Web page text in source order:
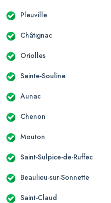
Pleuville
Châtignac
Oriolles
Sainte-Souline
Aunac
Chenon
Mouton
Saint-Sulpice-de-Ruffec
Beaulieu-sur-Sonnette
Saint-Claud